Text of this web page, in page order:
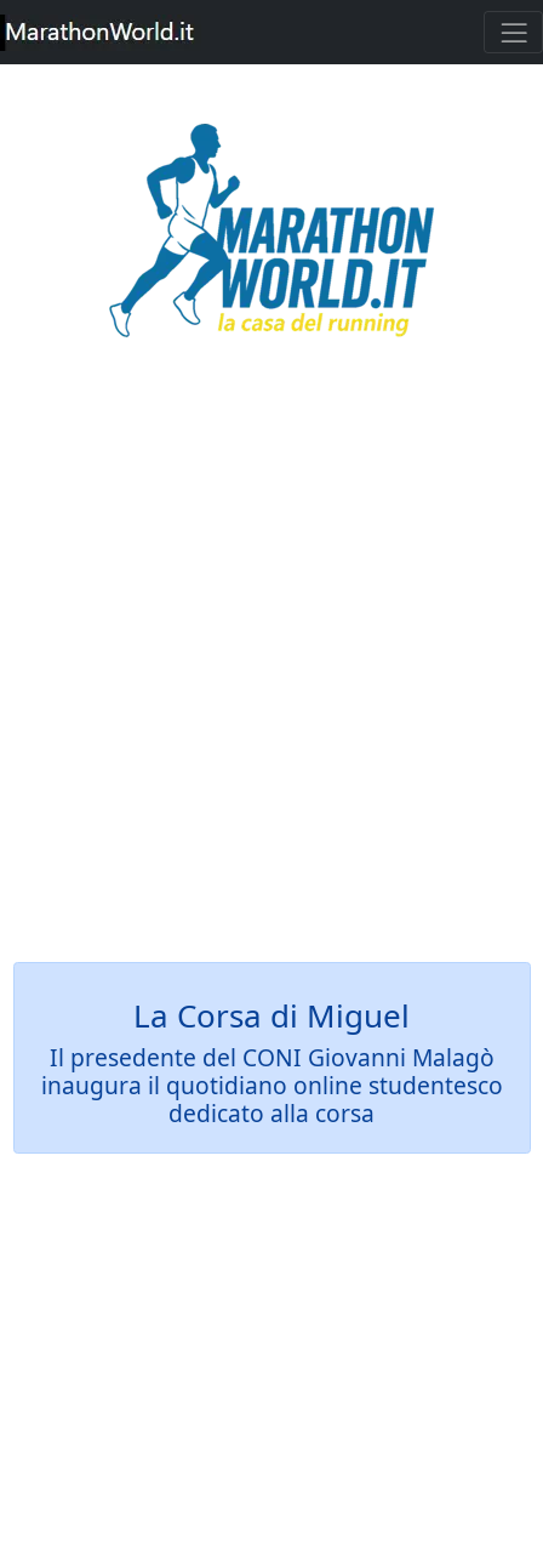
La Corsa di Miguel
Il presedente del CONI Giovanni Malagò
inaugura il quotidiano online studentesco
dedicato alla corsa